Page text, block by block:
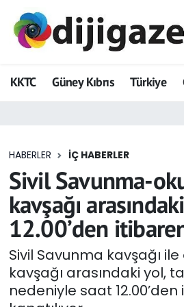
KKTC Güney Kıbrıs Türkiye
HABERLER İÇ HABERLER
Sivil Savunma-
kavşağı
12.00’den
Sivil Savunma kavşağı
kavşağı arasındaki yol,
nedeniyle saat
ADVERTORIAL
Dijigazete
Eğitim
Ekonomi
Foto Galeri
GEZİ
Güncel
Hava Durumu
Trafik Durumu
Tüm Manşetler
Son Dakika Haberleri
Haber Arşivi